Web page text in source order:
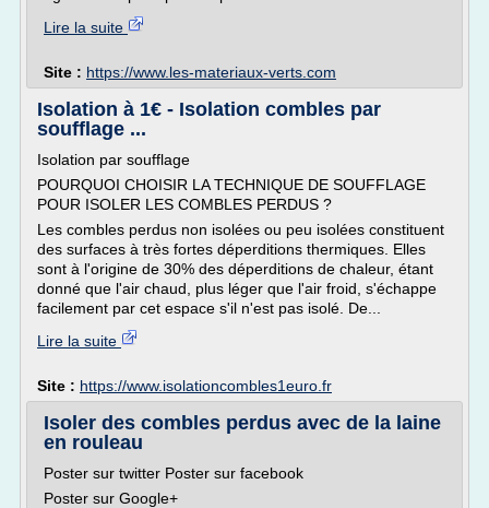
Lire la suite
Site : https://www.les-materiaux-verts.com
Isolation à 1€ - Isolation combles par
soufflage ...
Isolation par soufflage
POURQUOI CHOISIR LA TECHNIQUE DE SOUFFLAGE
POUR ISOLER LES COMBLES PERDUS ?
Les combles perdus non isolées ou peu isolées constituent
des surfaces à très fortes déperditions thermiques. Elles
sont à l'origine de 30% des déperditions de chaleur, étant
donné que l'air chaud, plus léger que l'air froid, s'échappe
facilement par cet espace s'il n'est pas isolé. De...
Lire la suite
Site : https://www.isolationcombles1euro.fr
Isoler des combles perdus avec de la laine
en rouleau
Poster sur twitter Poster sur facebook
Poster sur Google+